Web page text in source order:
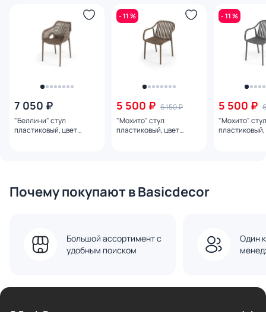
7 050 ₽
"Беллини" стул
пластиковый, цвет
- 11 %
5 500 ₽ 6 150 ₽
"Мохито" стул
пластиковый, цвет
- 11 %
5 500 ₽
"Мохито" стул
пластиковый,
Почему покупают в Basicdecor
Большой ассортимент с
удобным поиском
Один